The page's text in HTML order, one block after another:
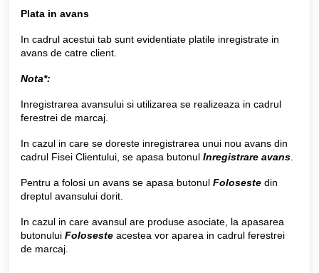
Plata in avans
In cadrul acestui tab sunt evidentiate platile inregistrate in
avans de catre client.
Nota*:
Inregistrarea avansului si utilizarea se realizeaza in cadrul
ferestrei de marcaj.
In cazul in care se doreste inregistrarea unui nou avans din
cadrul Fisei Clientului, se apasa butonul Inregistrare avans
Pentru a folosi un avans se apasa butonul Foloseste din
dreptul avansului dorit.
In cazul in care avansul are produse asociate, la apasarea
butonului Foloseste acestea vor aparea in cadrul ferestrei
de marcaj.